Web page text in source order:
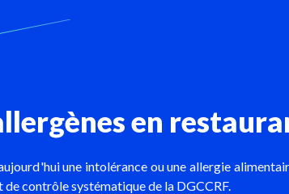
en
une intolérance ou une allergie
contrôle systématique de la DGCCRF.